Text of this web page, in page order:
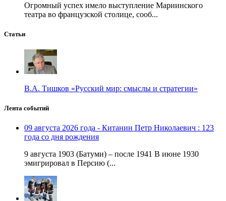
Огромный успех имело выступление Мариинского
театра во французской столице, сооб...
Статьи
В.А. Тишков «Русский мир: смыслы и стратегии»
Лента событий
09 августа 2026 года - Китанин Петр Николаевич : 123
года со дня рождения
9 августа 1903 (Батуми) – после 1941 В июне 1930
эмигрировал в Персию (...